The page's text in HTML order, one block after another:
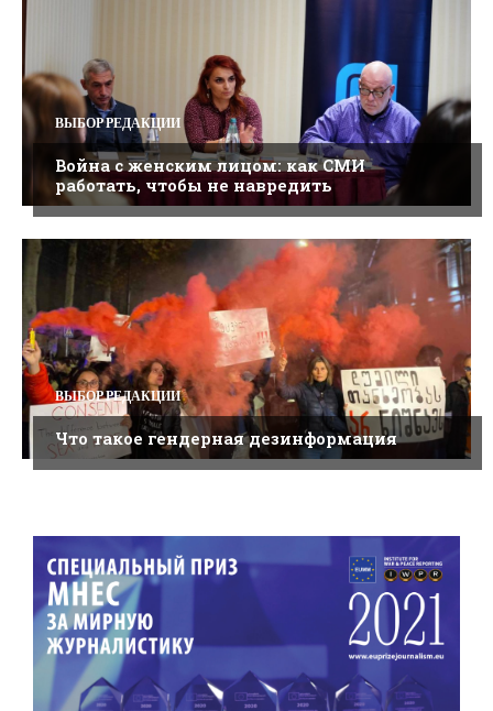
ВЫБОР РЕДАКЦИИ
Война с женским лицом: как СМИ
работать, чтобы не навредить
ВЫБОР РЕДАКЦИИ
Что такое гендерная дезинформация